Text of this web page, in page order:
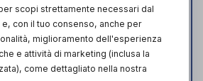
scopi strettamente necessari dal
con il tuo consenso, anche per
miglioramento dell'esperienza
e attività di marketing (inclusa la
come dettagliato nella nostra